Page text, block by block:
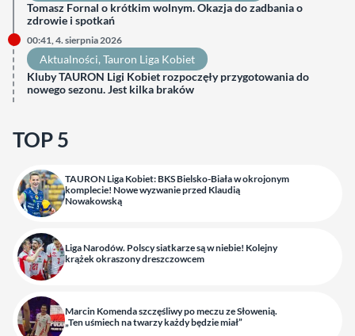
Tomasz Fornal o krótkim wolnym. Okazja do zadbania o
zdrowie i spotkań
00:41, 4. sierpnia 2026
Aktualności, Tauron Liga Kobiet
Kluby TAURON Ligi Kobiet rozpoczęły przygotowania do
nowego sezonu. Jest kilka braków
TOP 5
TAURON Liga Kobiet: BKS Bielsko-Biała w okrojonym
komplecie! Nowe wyzwanie przed Klaudią
Nowakowską
Liga Narodów. Polscy siatkarze są w niebie! Kolejny
krążek okraszony dreszczowcem
Marcin Komenda szczęśliwy po meczu ze Słowenią.
„Ten uśmiech na twarzy każdy będzie miał”